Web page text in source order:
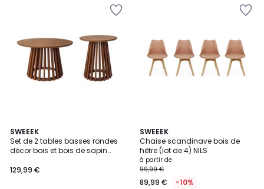
SWEEEK
Set de 2 tables basses rondes
décor bois et bois de sapin
129,99 €
4,2
/ 5
3
Couleurs
SWEEEK
Chaise scandinave bois de
hêtre (lot de 4) NILS
à partir de
99,99 €
89,99 € -10%
4
/
5
4
Couleurs